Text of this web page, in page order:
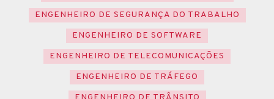
ENGENHEIRO DE SEGURANÇA DO TRABALHO
ENGENHEIRO DE SOFTWARE
ENGENHEIRO DE TELECOMUNICAÇÕES
ENGENHEIRO DE TRÁFEGO